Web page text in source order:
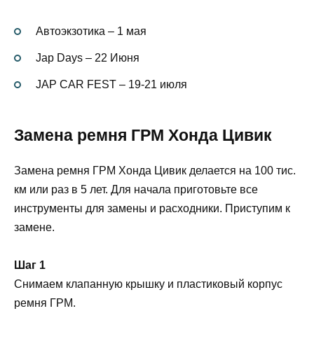
Автоэкзотика – 1 мая
Jap Days – 22 Июня
JAP CAR FEST – 19-21 июля
Замена ремня ГРМ Хонда Цивик
Замена ремня ГРМ Хонда Цивик делается на 100 тис.
км или раз в 5 лет. Для начала приготовьте все
инструменты для замены и расходники. Приступим к
замене.
Шаг 1
Снимаем клапанную крышку и пластиковый корпус
ремня ГРМ.